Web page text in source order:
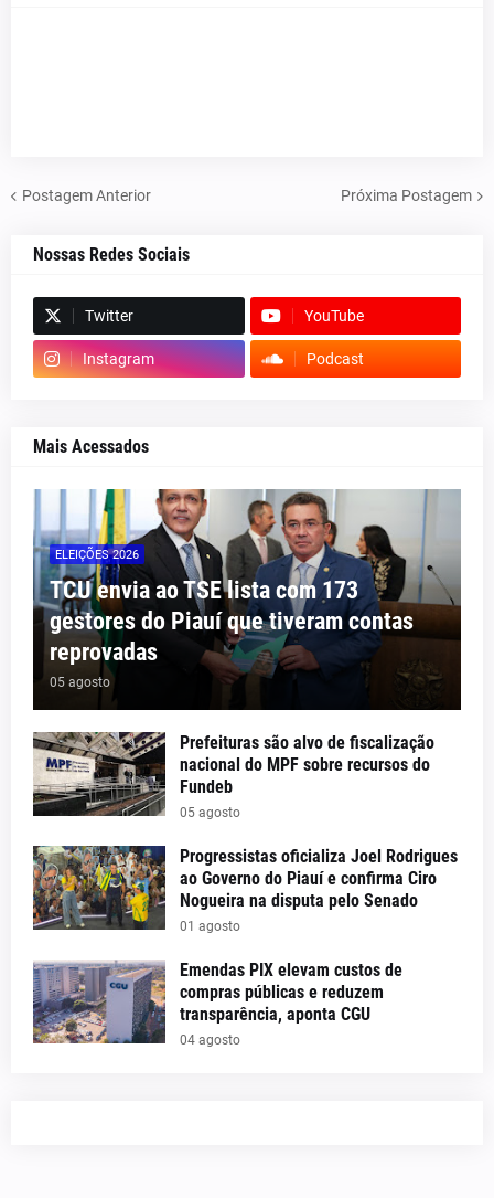
Postagem Anterior Próxima Postagem
Nossas Redes Sociais
Twitter YouTube
Instagram Podcast
Mais Acessados
ELEIÇÕES 2026
TCU envia ao TSE lista com 173
gestores do Piauí que tiveram contas
reprovadas
05 agosto
Prefeituras são alvo de fiscalização
nacional do MPF sobre recursos do
Fundeb
05 agosto
Progressistas oficializa Joel Rodrigues
ao Governo do Piauí e confirma Ciro
Nogueira na disputa pelo Senado
01 agosto
Emendas PIX elevam custos de
compras públicas e reduzem
transparência, aponta CGU
04 agosto